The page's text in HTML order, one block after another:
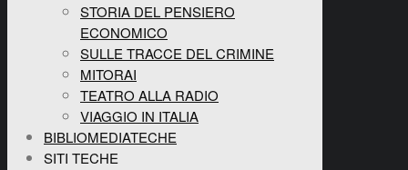
STORIA DEL PENSIERO
ECONOMICO
SULLE TRACCE DEL CRIMINE
MITORAI
TEATRO ALLA RADIO
VIAGGIO IN ITALIA
BIBLIOMEDIATECHE
SITI TECHE